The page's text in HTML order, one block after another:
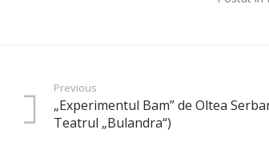
Previous
„Experimentul Bam” de Oltea
Teatrul „Bulandra“)